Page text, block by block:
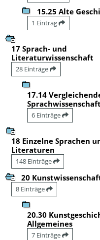
15.25 Alte
1 Eintrag
17 Sprach- und
Literaturwissenschaft
28 Einträge
17.14
Sprachwissenschaft
6 Einträge
18 Einzelne Sprachen
Literaturen
148 Einträge
20
8 Einträge
20.30
Allgemeines
7 Einträge